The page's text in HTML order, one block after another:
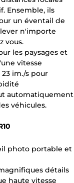
Ensemble, ils
un éventail de
n'importe
vous.
les paysages et
vitesse
im./s pour
automatiquement
véhicules.
photo portable et
détails
haute vitesse